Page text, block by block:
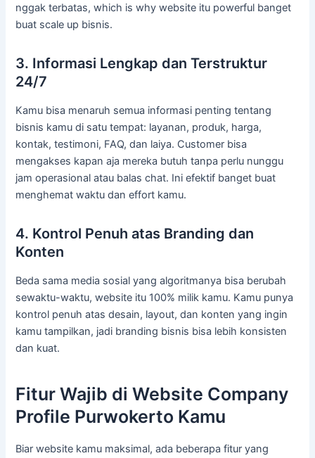
nggak terbatas, which is why website itu powerful banget
buat scale up bisnis.
3. Informasi Lengkap dan Terstruktur
24/7
Kamu bisa menaruh semua informasi penting tentang
bisnis kamu di satu tempat: layanan, produk, harga,
kontak, testimoni, FAQ, dan laiya. Customer bisa
mengakses kapan aja mereka butuh tanpa perlu nunggu
jam operasional atau balas chat. Ini efektif banget buat
menghemat waktu dan effort kamu.
4. Kontrol Penuh atas Branding dan
Konten
Beda sama media sosial yang algoritmanya bisa berubah
sewaktu-waktu, website itu 100% milik kamu. Kamu punya
kontrol penuh atas desain, layout, dan konten yang ingin
kamu tampilkan, jadi branding bisnis bisa lebih konsisten
dan kuat.
Fitur Wajib di Website Company
Profile Purwokerto Kamu
Biar website kamu maksimal, ada beberapa fitur yang